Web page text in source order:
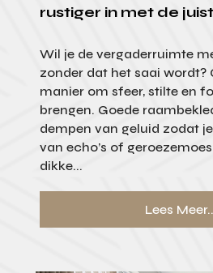
rustiger in met de
Wil je de vergaderruimte
zonder dat het saai wordt?
manier om sfeer, stilte en
brengen. Goede
dempen van geluid zodat
van echo’s of
dikke...
Lees